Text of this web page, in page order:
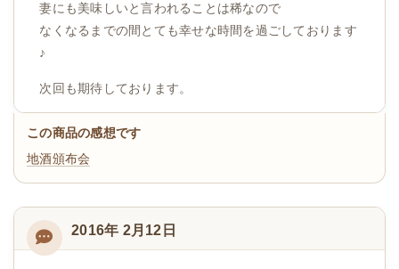
妻にも美味しいと言われることは稀なので
なくなるまでの間とても幸せな時間を過ごしております
♪
次回も期待しております。
この商品の感想です
地酒頒布会
2016年 2月12日